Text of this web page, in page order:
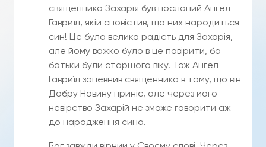
священника Захарія був посланий Ангел
Гавриїл, якій сповістив, що них народиться
син! Це була велика радість для Захарія,
але йому важко було в це повірити, бо
батьки були старшого віку. Тож Ангел
Гавриїл запевнив священника в тому, що він
Добру Новину приніс, але через його
невірство Захарій не зможе говорити аж
до народження сина.